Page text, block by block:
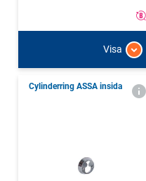
Visa
Cylinderring ASSA insida